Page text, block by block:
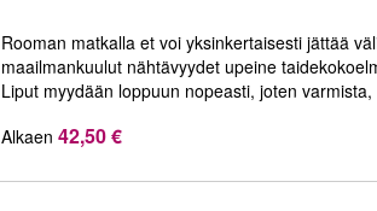
Rooman matkalla et voi yksinkertaisesti jättää
maailmankuulut nähtävyydet upeine
Liput myydään loppuun nopeasti, joten
Alkaen 42,50 €